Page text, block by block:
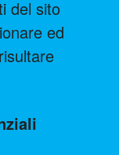
del sito
ed